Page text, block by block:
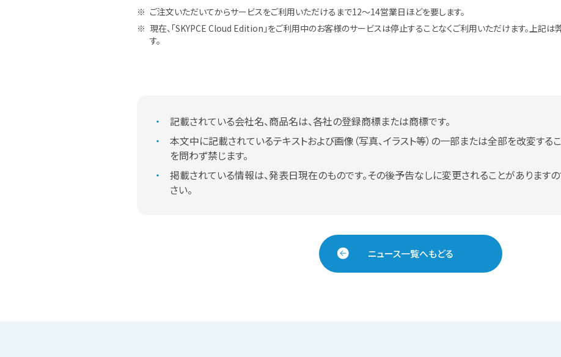
ご注文いただいてからサービスをご利用いただけるまで12～14営業日ほどを要します。
現在、「SKYPCE Cloud Edition」をご利用中のお客様のサービスは停止することなくご利用いただけます。上記
す。
記載されている会社名、商品名は、各社の登録商標または商標です。
本文中に記載されているテキストおよび画像（写真、イラスト等）の一部または全部を改変する
を問わず禁じます。
掲載されている情報は、発表日現在のものです。その後予告なしに変更されることがありますの
さい。
ニュース一覧へもどる